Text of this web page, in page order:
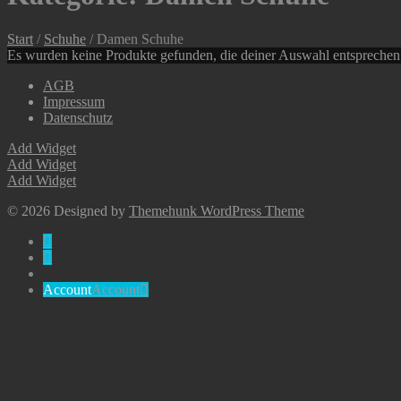
Start / Schuhe / Damen Schuhe
Es wurden keine Produkte gefunden, die deiner Auswahl
AGB
Impressum
Datenschutz
Add Widget
Add Widget
Add Widget
© 2026 Designed by Themehunk WordPress Theme
AccountAccount